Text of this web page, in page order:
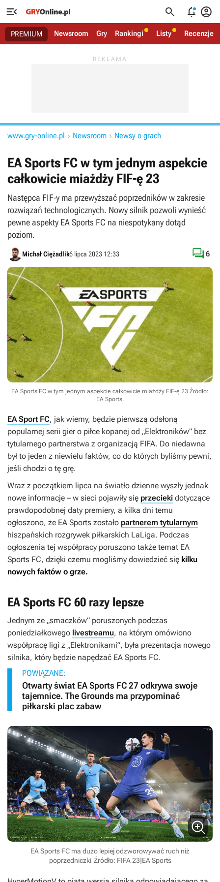
   
PREMIUM Newsroom Gry Rankingi Listy Recenzje
www.gry-online.pl  Newsroom  Newsy o grach
EA Sports FC w tym jednym aspekcie
całkowicie miażdży FIF-ę 23
Następca FIF-y ma przewyższać poprzedników w zakresie
rozwiązań technologicznych. Nowy silnik pozwoli wynieść
pewne aspekty EA Sports FC na niespotykany dotąd
poziom.
Michał Ciężadlik6 lipca 2023 12:33 6
EA Sports FC w tym jednym aspekcie całkowicie miażdży FIF-ę 23 Źródło:
EA Sports.
EA Sport FC, jak wiemy, będzie pierwszą odsłoną
popularnej serii gier o piłce kopanej od „Elektroników” bez
tytularnego partnerstwa z organizacją FIFA. Do niedawna
był to jeden z niewielu faktów, co do których byliśmy pewni,
jeśli chodzi o tę grę.
Wraz z początkiem lipca na światło dzienne wyszły jednak
nowe informacje – w sieci pojawiły się przecieki dotyczące
prawdopodobnej daty premiery, a kilka dni temu
ogłoszono, że EA Sports zostało partnerem tytularnym
hiszpańskich rozgrywek piłkarskich LaLiga. Podczas
ogłoszenia tej współpracy poruszono także temat EA
Sports FC, dzięki czemu mogliśmy dowiedzieć się kilku
nowych faktów o grze.
EA Sports FC 60 razy lepsze
Jednym ze „smaczków” poruszonych podczas
poniedziałkowego livestreamu, na którym omówiono
współpracę ligi z „Elektronikami”, była prezentacja nowego
silnika, który będzie napędzać EA Sports FC.
POWIĄZANE:
Otwarty świat EA Sports FC 27 odkrywa swoje
tajemnice. The Grounds ma przypominać
piłkarski plac zabaw
EA Sports FC ma dużo lepiej odzworowywać ruch niż
poprzedniczki Źródło: FIFA 23|EA Sports